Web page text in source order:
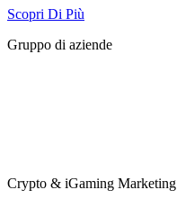
Scopri Di Più
Gruppo di aziende
Crypto & iGaming Marketing